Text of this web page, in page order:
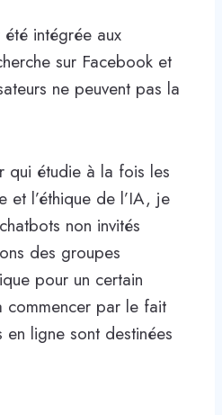
intégrée aux
sur Facebook et
ne peuvent pas la
qui étudie à la fois les
et l’éthique de l’IA, je
non invités
des groupes
pour un certain
commencer par le fait
en ligne sont destinées